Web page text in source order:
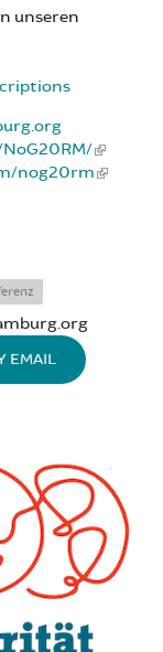
unseren
nog20rm
EMAIL